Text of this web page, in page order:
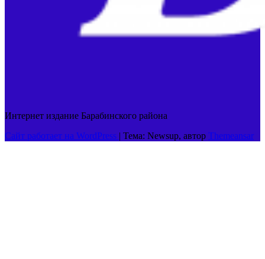
Интернет издание Барабинского района
Сайт работает на WordPress | Тема: Newsup, автор Themeansar